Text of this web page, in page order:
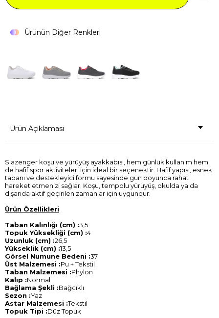
Ürünün Diğer Renkleri
Ürün Açıklaması
Slazenger koşu ve yürüyüş ayakkabısı, hem günlük kullanım hem
de hafif spor aktiviteleri için ideal bir seçenektir. Hafif yapısı, esnek
tabanı ve destekleyici formu sayesinde gün boyunca rahat
hareket etmenizi sağlar. Koşu, tempolu yürüyüş, okulda ya da
dışarıda aktif geçirilen zamanlar için uygundur.
Ürün Özellikleri
Taban Kalınlığı (cm) :3,5
Topuk Yüksekliği (cm) :4
Uzunluk (cm) :26,5
Yükseklik (cm) :13,5
Görsel Numune Bedeni :37
Üst Malzemesi :Pu + Tekstil
Taban Malzemesi :Phylon
Kalıp :Normal
Bağlama Şekli :Bağcıklı
Sezon :Yaz
Astar Malzemesi :Tekstil
Topuk Tipi :Düz Topuk